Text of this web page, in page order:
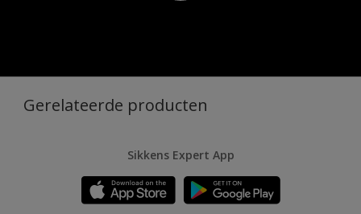
Gerelateerde producten
Sikkens Expert App